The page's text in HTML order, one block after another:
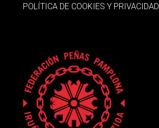
POLÍTICA DE COOKIES Y PRIVACIDAD